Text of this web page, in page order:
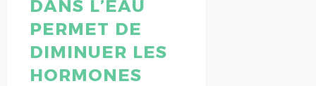
DANS L’EAU
PERMET DE
DIMINUER LES
HORMONES